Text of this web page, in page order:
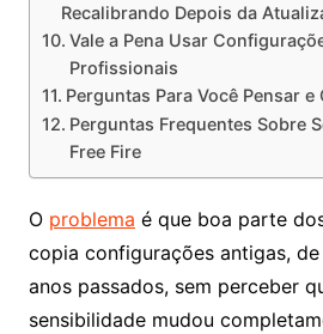
Recalibrando Depois da
Vale a Pena Usar
Profissionais
Perguntas Para Você Pensar e
Perguntas Frequentes Sobre
Free Fire
O problema é que boa parte
copia configurações antigas,
anos passados, sem perceber
sensibilidade mudou